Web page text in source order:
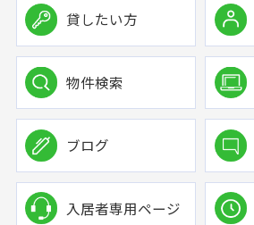
貸したい方
物件検索
ブログ
入居者専用ページ